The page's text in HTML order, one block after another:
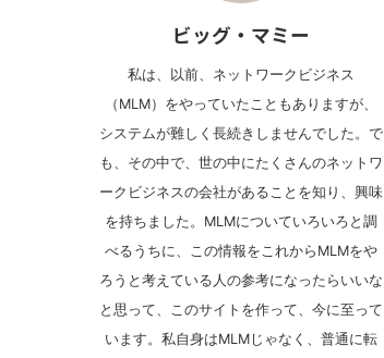
ビッグ・マミー
私は、以前、ネットワークビジネス
（MLM）をやっていたこともありますが、
システムが難しく長続きしませんでした。で
も、その中で、世の中にたくさんのネットワ
ークビジネスの会社があることを知り、興味
を持ちました。MLMについていろいろと調
べるうちに、この情報をこれからMLMをや
ろうと考えている人の参考になったらいいな
と思って、このサイトを作って、今に至って
います。私自身はMLMじゃなく、普通に転